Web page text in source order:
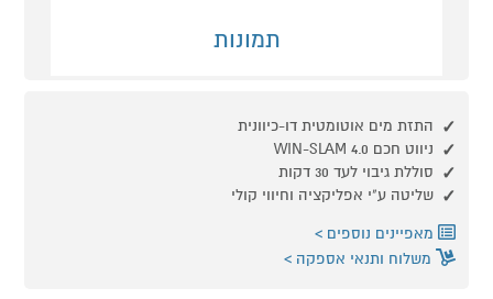
תמונות
התזת מים אוטומטית דו-כיוונית
ניווט חכם WIN-SLAM 4.0
סוללת גיבוי לעד 30 דקות
שליטה ע"י אפליקציה וחיווי קולי
מאפיינים נוספים
משלוח ותנאי אספקה